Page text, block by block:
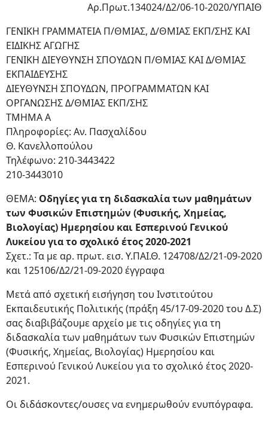
Αρ.Πρωτ.134024/Δ2/06-10-2020/ΥΠΑΙΘ
ΓΕΝΙΚΗ ΓΡΑΜΜΑΤΕΙΑ Π/ΘΜΙΑΣ, Δ/ΘΜΙΑΣ ΕΚΠ/ΣΗΣ ΚΑΙ
ΕΙΔΙΚΗΣ ΑΓΩΓΗΣ
ΓΕΝΙΚΗ ΔΙΕΥΘΥΝΣΗ ΣΠΟΥΔΩΝ Π/ΘΜΙΑΣ ΚΑΙ Δ/ΘΜΙΑΣ
ΕΚΠΑΙΔΕΥΣΗΣ
ΔΙΕΥΘΥΝΣΗ ΣΠΟΥΔΩΝ, ΠΡΟΓΡΑΜΜΑΤΩΝ ΚΑΙ
ΟΡΓΑΝΩΣΗΣ Δ/ΘΜΙΑΣ ΕΚΠ/ΣΗΣ
ΤΜΗΜΑ Α
Πληροφορίες: Αν. Πασχαλίδου
Θ. Κανελλοπούλου
Τηλέφωνο: 210-3443422
210-3443010
ΘΕΜΑ: Οδηγίες για τη διδασκαλία των μαθημάτων
των Φυσικών Επιστημών (Φυσικής, Χημείας,
Βιολογίας) Ημερησίου και Εσπερινού Γενικού
Λυκείου για το σχολικό έτος 2020-2021
Σχετ.: Τα με αρ. πρωτ. εισ. Υ.ΠΑΙ.Θ. 124708/Δ2/21-09-2020
και 125106/Δ2/21-09-2020 έγγραφα
Μετά από σχετική εισήγηση του Ινστιτούτου
Εκπαιδευτικής Πολιτικής (πράξη 45/17-09-2020 του Δ.Σ)
σας διαβιβάζουμε αρχείο με τις οδηγίες για τη
διδασκαλία των μαθημάτων των Φυσικών Επιστημών
(Φυσικής, Χημείας, Βιολογίας) Ημερησίου και
Εσπερινού Γενικού Λυκείου για το σχολικό έτος 2020-
2021.
Οι διδάσκοντες/ουσες να ενημερωθούν ενυπόγραφα.